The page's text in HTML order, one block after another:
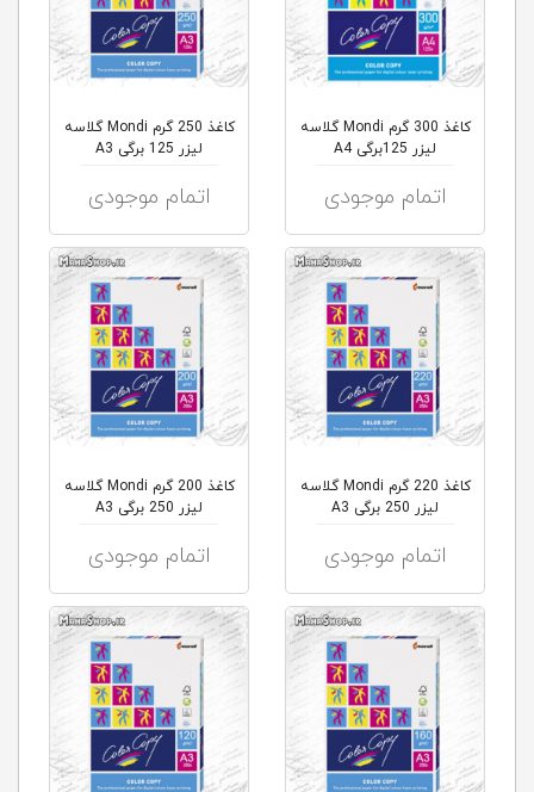
کاغذ 300 گرم Mondi گلاسه
لیزر 125برگی A4
اتمام موجودی
کاغذ 250 گرم Mondi گلاسه
لیزر 125 برگی A3
اتمام موجودی
کاغذ 220 گرم Mondi گلاسه
لیزر 250 برگی A3
اتمام موجودی
کاغذ 200 گرم Mondi گلاسه
لیزر 250 برگی A3
اتمام موجودی